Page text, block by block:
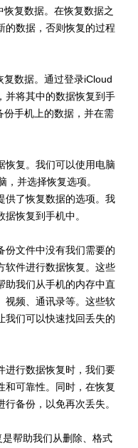
复数据。在恢复数据之
的数据，否则恢复的过程
数据。通过登录iCloud
并将其中的数据恢复到手
手机上的数据，并在需
恢复。我们可以使用电脑
，并选择恢复选项。
供了恢复数据的选项。我
恢复到手机中。
份文件中没有我们需要的
软件进行数据恢复。这些
助我们从手机的内存中直
视频、通讯录等。这些软
我们可以快速找回丢失的
进行数据恢复时，我们要
和可靠性。同时，在恢复
备份，以免再次丢失。
帮助我们从删除、格式